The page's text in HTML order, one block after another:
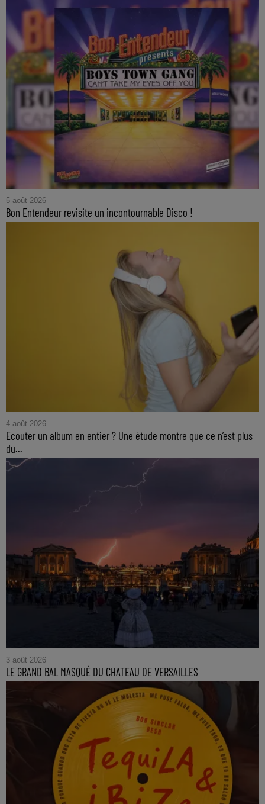
5 août 2026
Bon Entendeur revisite un incontournable Disco !
4 août 2026
Ecouter un album en entier ? Une étude montre que ce n’est plus
du...
3 août 2026
LE GRAND BAL MASQUÉ DU CHATEAU DE VERSAILLES